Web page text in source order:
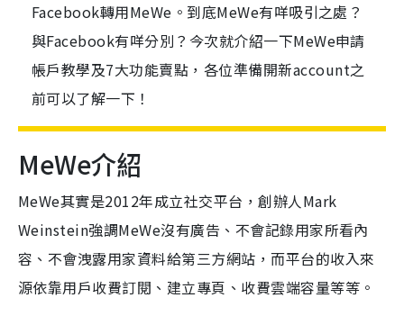
Facebook轉用MeWe。到底MeWe有咩吸引之處？
與Facebook有咩分別？今次就介紹一下MeWe申請
帳戶教學及7大功能賣點，各位準備開新account之
前可以了解一下！
MeWe介紹
MeWe其實是2012年成立社交平台，創辦人Mark
Weinstein強調MeWe沒有廣告 、 不會記錄用家所看內
容 、不會洩露用家資料給第三方網站，而平台的收入來
源依靠用戶收費訂閱 、 建立專頁 、收費雲端容量等等。